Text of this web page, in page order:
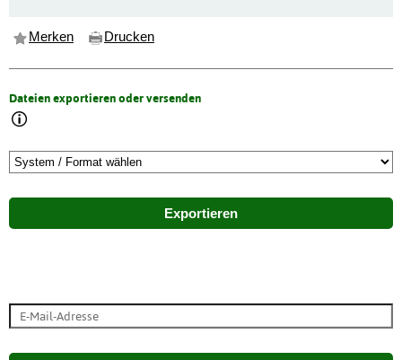
Merken Drucken
Dateien exportieren oder versenden
Exportieren